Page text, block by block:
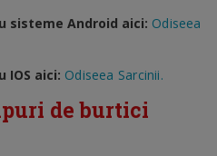
sisteme Android aici: Odiseea
IOS aici: Odiseea Sarcinii.
de burtici